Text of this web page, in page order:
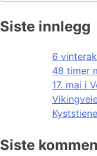
Siste innlegg
6
48 timer
17. mai i
Siste